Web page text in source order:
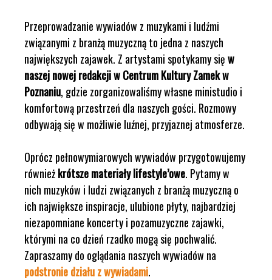
Przeprowadzanie wywiadów z muzykami i ludźmi
związanymi z branżą muzyczną to jedna z naszych
największych zajawek. Z artystami spotykamy sięw
naszej nowej redakcji w Centrum Kultury Zamek w
Poznaniu, gdzie zorganizowaliśmy własne ministudio i
komfortową przestrzeń dla naszych gości. Rozmowy
odbywają się w możliwie luźnej, przyjaznej atmosferze.
Oprócz pełnowymiarowych wywiadów przygotowujemy
równieżkrótsze materiały lifestyle’owe. Pytamy w
nich muzyków i ludzi związanych z branżą muzyczną o
ich największe inspiracje, ulubione płyty, najbardziej
niezapomniane koncerty i pozamuzyczne zajawki,
którymi na co dzień rzadko mogą się pochwalić.
Zapraszamy do oglądania naszych wywiadów na
podstronie działu z wywiadami.